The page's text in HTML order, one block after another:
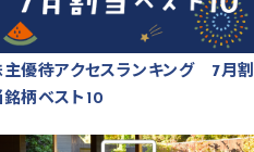
主優待アクセスランキング 7月割
銘柄ベスト10